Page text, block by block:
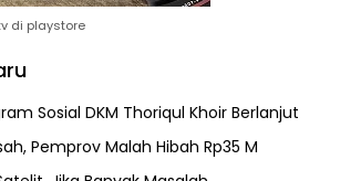
di playstore
Sosial DKM Thoriqul Khoir Berlanjut
Pemprov Malah Hibah Rp35 M